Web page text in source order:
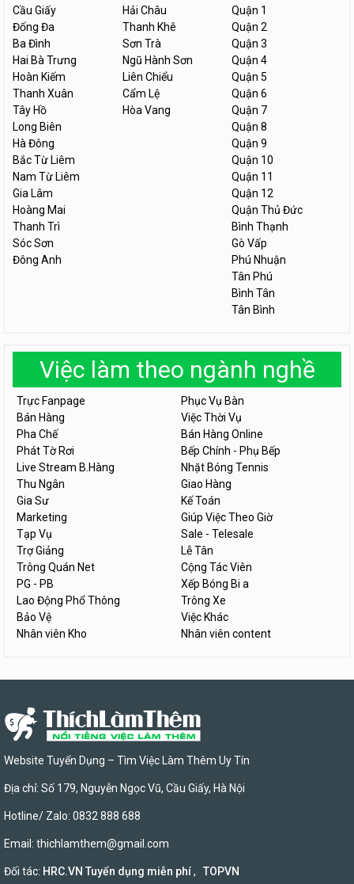
Cầu Giấy
Đống Đa
Ba Đình
Hai Bà Trưng
Hoàn Kiếm
Thanh Xuân
Tây Hồ
Long Biên
Hà Đông
Bắc Từ Liêm
Nam Từ Liêm
Gia Lâm
Hoàng Mai
Thanh Trì
Sóc Sơn
Đông Anh
Hải Châu
Thanh Khê
Sơn Trà
Ngũ Hành Sơn
Liên Chiểu
Cẩm Lệ
Hòa Vang
Quận 1
Quận 2
Quận 3
Quận 4
Quận 5
Quận 6
Quận 7
Quận 8
Quận 9
Quận 10
Quận 11
Quận 12
Quận Thủ Đức
Bình Thạnh
Gò Vấp
Phú Nhuận
Tân Phú
Bình Tân
Tân Bình
Việc làm theo ngành nghề
Trực Fanpage
Phục Vụ Bàn
Bán Hàng
Việc Thời Vụ
Pha Chế
Bán Hàng Online
Phát Tờ Rơi
Bếp Chính - Phụ Bếp
Live Stream B.Hàng
Nhặt Bóng Tennis
Thu Ngân
Giao Hàng
Gia Sư
Kế Toán
Marketing
Giúp Việc Theo Giờ
Tạp Vụ
Sale - Telesale
Trợ Giảng
Lễ Tân
Trông Quán Net
Cộng Tác Viên
PG - PB
Xếp Bóng Bi a
Lao Động Phổ Thông
Trông Xe
Bảo Vệ
Việc Khác
Nhân viên Kho
Nhân viên content
Website Tuyển Dụng – Tìm Việc Làm Thêm Uy Tín
Địa chỉ: Số 179, Nguyễn Ngọc Vũ, Cầu Giấy, Hà Nội
Hotline/ Zalo: 0832 888 688
Email: thichlamthem@gmail.com
Đối tác: HRC.VN Tuyển dụng miễn phí, TOPVN